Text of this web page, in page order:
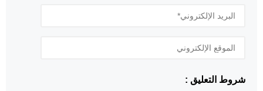
شروط التعليق :